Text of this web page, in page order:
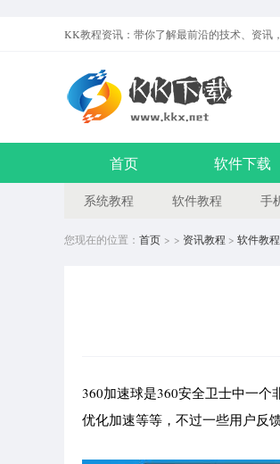
KK教程资讯：带你了解最前沿的技术、资讯
首页 软件下载
系统教程 软件教程 手
您现在的位置： 首页 > > 资讯教程 > 软件教程
360加速球是360安全卫士中一个
优化加速等等，不过一些用户反